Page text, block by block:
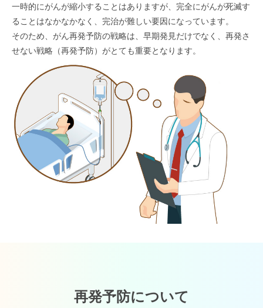
一時的にがんが縮小することはありますが、完全にがんが死滅す
ることはなかなかなく、完治が難しい要因になっています。
そのため、がん再発予防の戦略は、早期発見だけでなく、再発さ
せない戦略（再発予防）がとても重要となります。
再発予防について